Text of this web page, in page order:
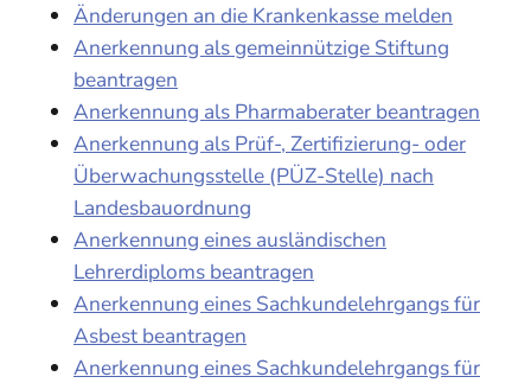
Änderungen an die Krankenkasse melden
Anerkennung als gemeinnützige Stiftung
beantragen
Anerkennung als Pharmaberater beantragen
Anerkennung als Prüf-, Zertifizierung- oder
Überwachungsstelle (PÜZ-Stelle) nach
Landesbauordnung
Anerkennung eines ausländischen
Lehrerdiploms beantragen
Anerkennung eines Sachkundelehrgangs für
Asbest beantragen
Anerkennung eines Sachkundelehrgangs für